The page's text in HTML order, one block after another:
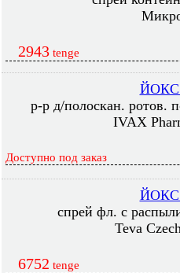
2943 tenge
ЙОКС
р-р д/полоскан. ротов.
IVAX
Доступно под заказ
ЙОКС
спрей фл. с
Teva
6752 tenge